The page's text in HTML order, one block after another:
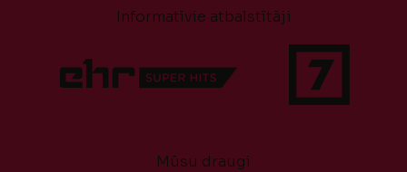
Informatīvie atbalstītāji
Mūsu draugi